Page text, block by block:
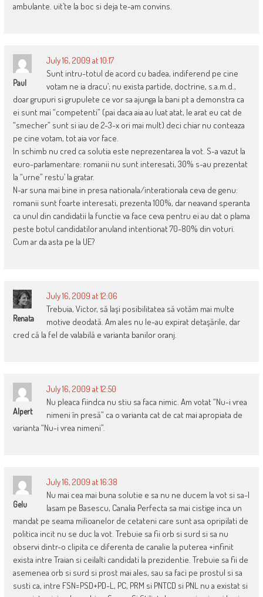
ambulante. uit’te la boc si deja te-am convins.
Paul
July 16, 2009 at 10:17
Sunt intru-totul de acord cu badea, indiferend pe cine
votam ne ia dracu’; nu exista partide, doctrine, s.a.m.d.,
doar grupuri si grupulete ce vor sa ajunga la bani pt a demonstra ca
ei sunt mai “competenti” (pai daca aia au luat atat, le arat eu cat de
“smecher” sunt si iau de 2-3-x ori mai mult) deci chiar nu conteaza
pe cine votam, tot aia vor face.
In schimb nu cred ca solutia este neprezentarea la vot. S-a vazut la
euro-parlamentare: romanii nu sunt interesati, 30% s-au prezentat
la “urne” restu’ la gratar.
N-ar suna mai bine in presa nationala/interationala ceva de genu:
romanii sunt foarte interesati, prezenta 100%, dar neavand speranta
ca unul din candidatii la functie va face ceva pentru ei au dat o plama
peste botul candidatilor anuland intentionat 70-80% din voturi.
Cum ar da asta pe la UE?
Renata
July 16, 2009 at 12:06
Trebuia, Victor, să laşi posibilitatea să votăm mai multe
motive deodată. Am ales nu le-au expirat detaşările, dar
cred că la fel de valabilă e varianta banilor oranj.
Alpert
July 16, 2009 at 12:50
Nu pleaca fiindca nu stiu sa faca nimic. Am votat “Nu-i vrea
nimeni în presă” ca o varianta cat de cat mai apropiata de
varianta “Nu-i vrea nimeni”.
Gelu
July 16, 2009 at 16:38
Nu mai cea mai buna solutie e sa nu ne ducem la vot si sa-l
lasam pe Basescu, Canalia Perfecta sa mai cistige inca un
mandat pe seama milioanelor de cetateni care sunt asa opripilati de
politica incit nu se duc la vot. Trebuie sa fii orb si surd si sa nu
observi dintr-o clipita ce diferenta de canalie la puterea +infinit
exista intre Traian si ceilalti candidati la prezidentie. Trebuie sa fii de
asemenea orb si surd si prost mai ales, sau sa faci pe prostul si sa
susti ca, intre FSN=PSD+PD-L, PC, PRM si PNTCD si PNL nu a existat si